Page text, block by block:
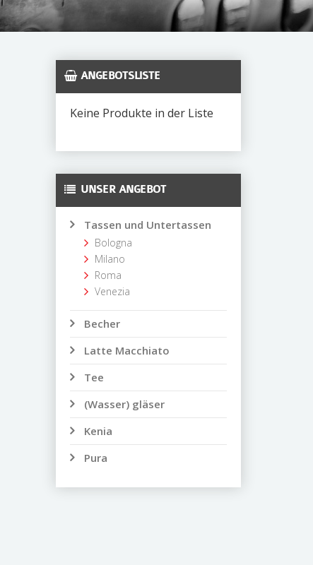
ANGEBOTSLISTE
Keine Produkte in der Liste
UNSER ANGEBOT
Tassen und Untertassen
Bologna
Milano
Roma
Venezia
Becher
Latte Macchiato
Tee
(Wasser) gläser
Kenia
Pura